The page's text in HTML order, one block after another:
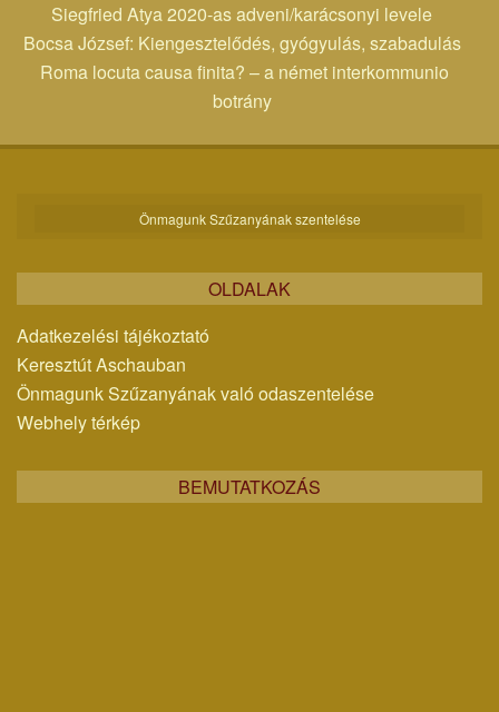
Siegfried Atya 2020-as adveni/karácsonyi levele
Bocsa József: Kiengesztelődés, gyógyulás, szabadulás
Roma locuta causa finita? – a német interkommunio
botrány
Önmagunk Szűzanyának szentelése
OLDALAK
Adatkezelési tájékoztató
Keresztút Aschauban
Önmagunk Szűzanyának való odaszentelése
Webhely térkép
BEMUTATKOZÁS